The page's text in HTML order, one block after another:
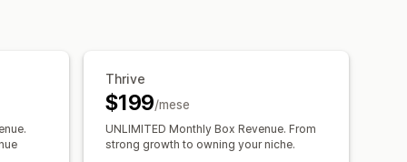
di quantità
percentuali
Prezzi in blocco Prezzi all’ingrosso
Thrive
$199/mese
UNLIMITED Monthly Box Revenue. From
strong growth to owning your niche.